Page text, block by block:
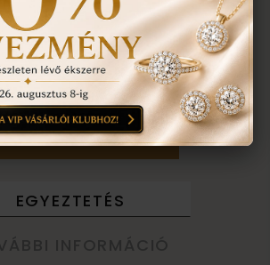
a Budapest VII. kerület,
található üzletünkben történik.
A TERMÉKEKHEZ
EGYEZTETÉS